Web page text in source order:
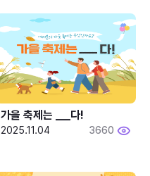
2025.11.04 3660